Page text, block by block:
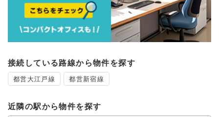
接続している路線から物件を探す
都営大江戸線 都営新宿線
近隣の駅から物件を探す